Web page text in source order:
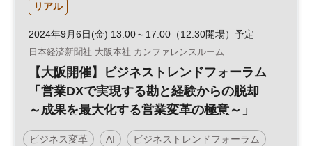
リアル
2024年9月6日(金) 13:00～17:00（12:30開場）予定
日本経済新聞社 大阪本社 カンファレンスルーム
【大阪開催】ビジネストレンドフォーラム
「営業DXで実現する勘と経験からの脱却
～成果を最大化する営業変革の極意～」
ビジネス変革 AI ビジネストレンドフォーラム